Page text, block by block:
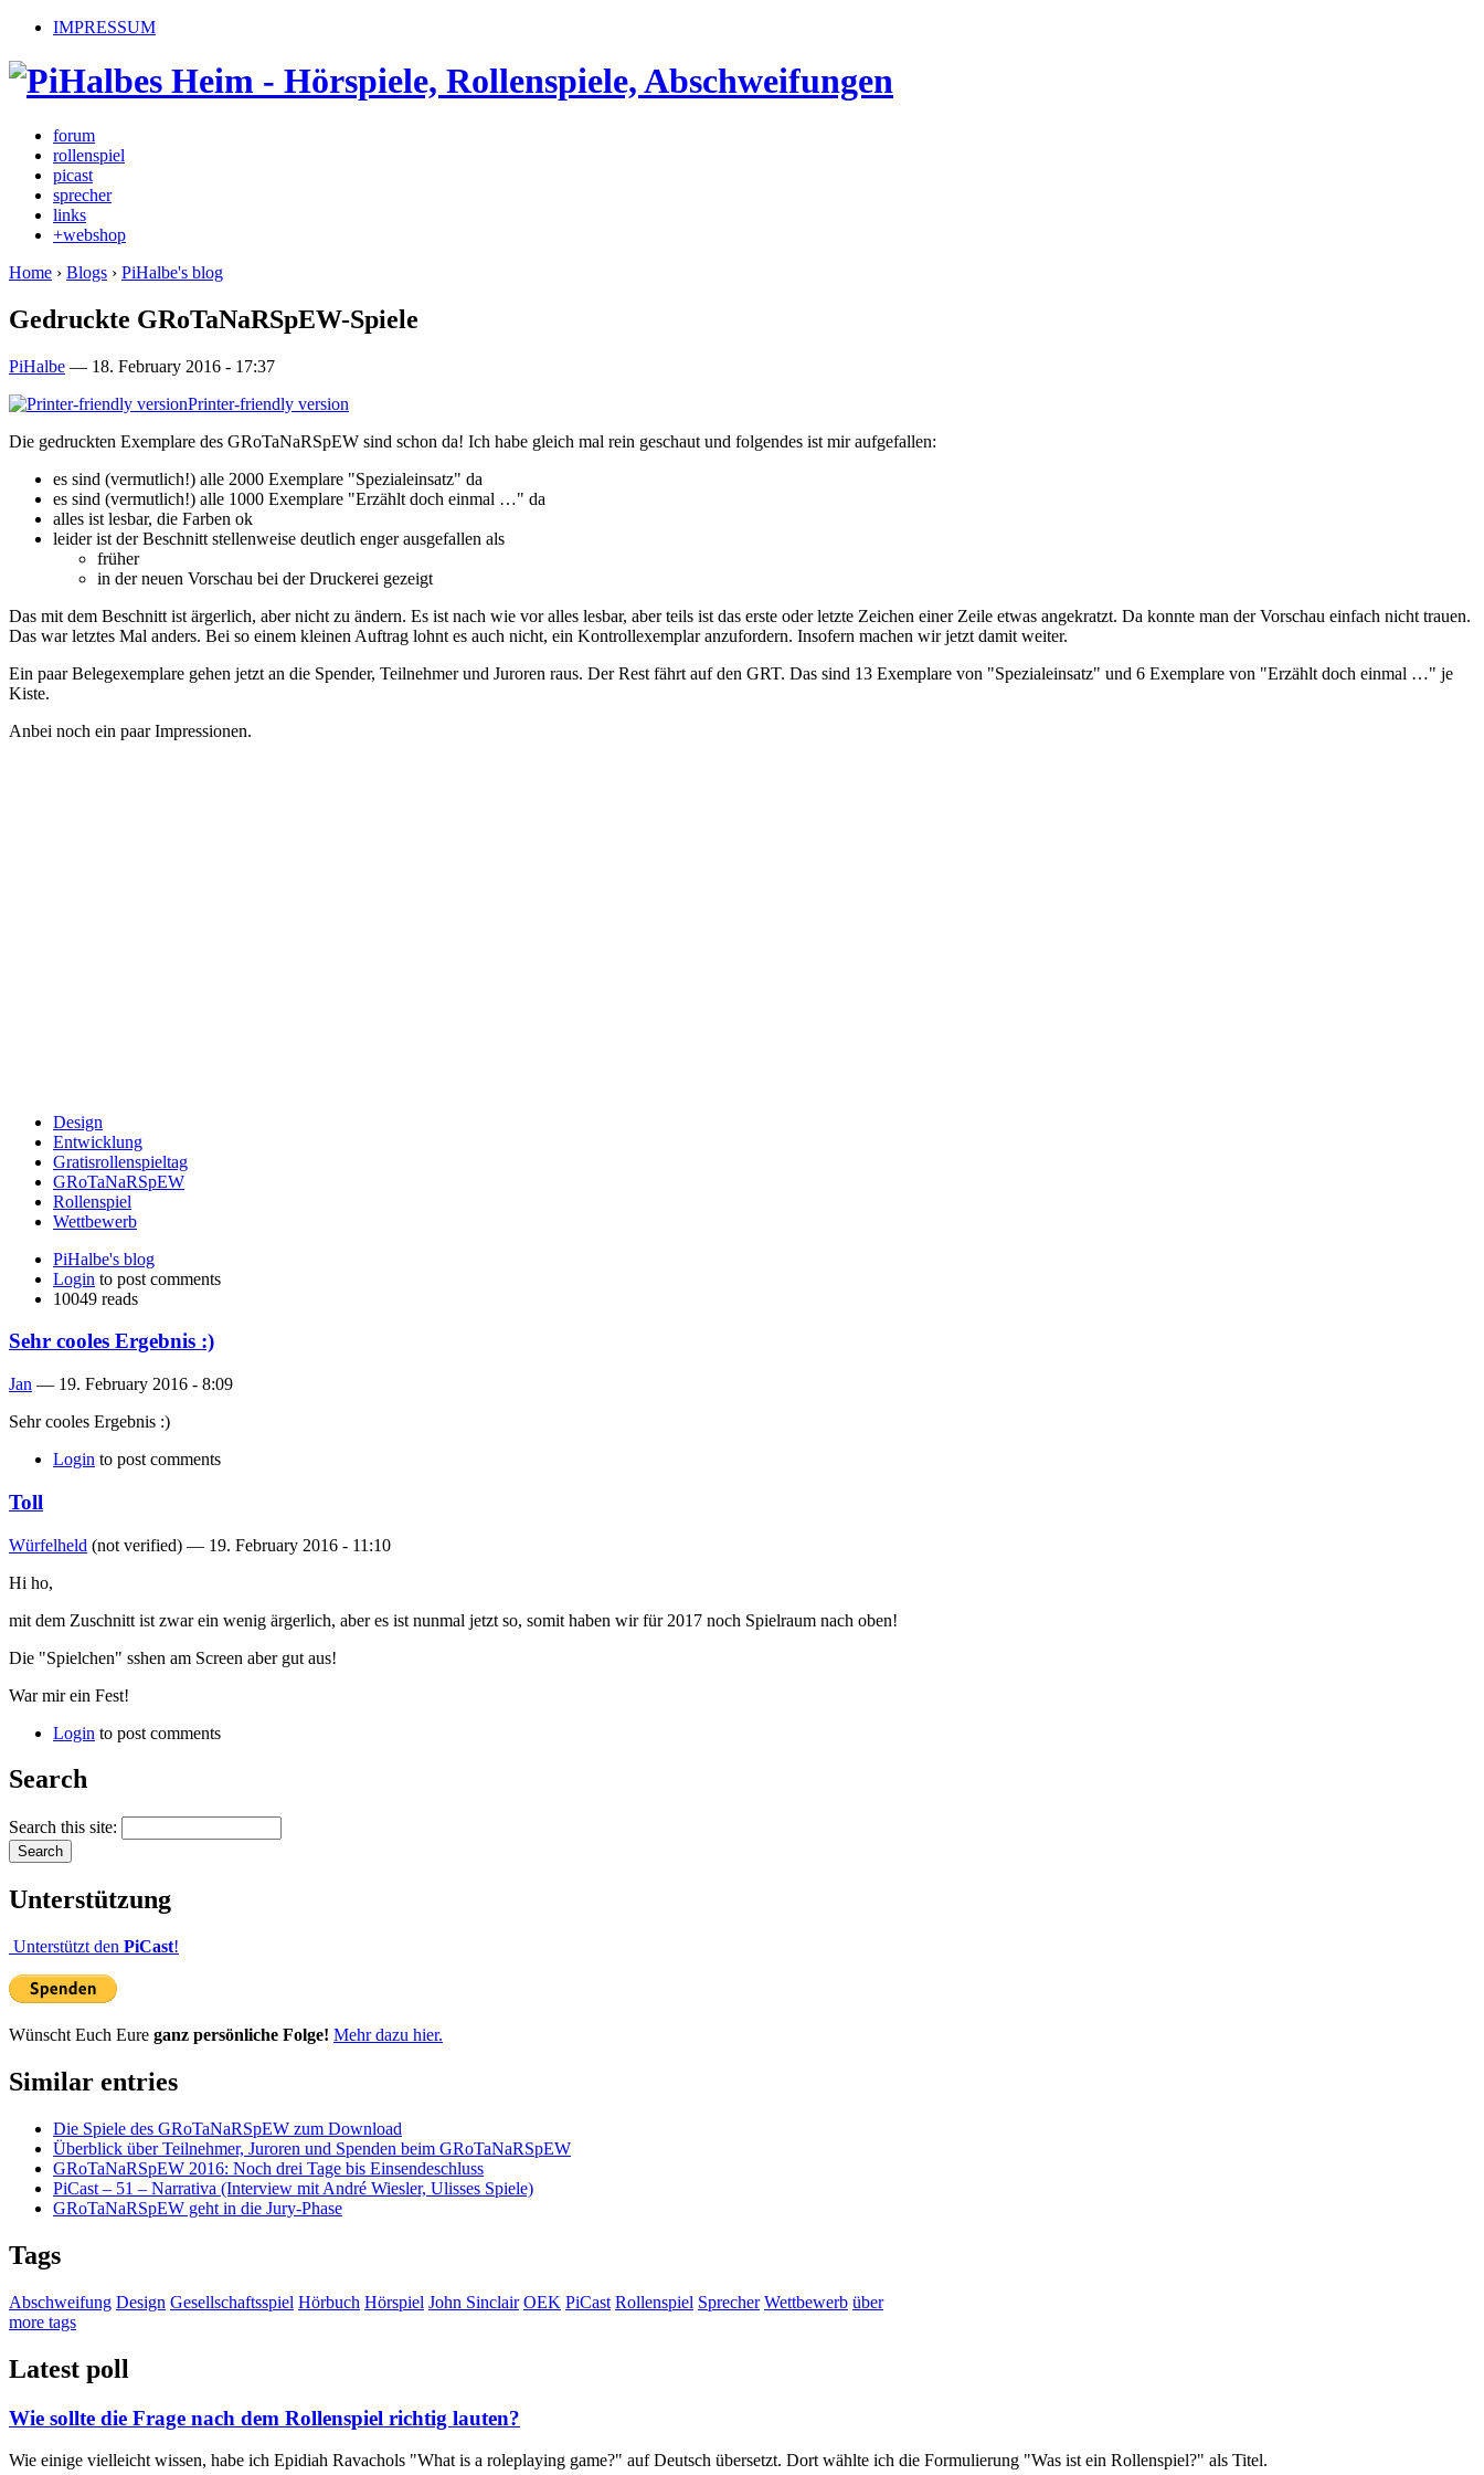
IMPRESSUM
forum
rollenspiel
picast
sprecher
links
+webshop
Home › Blogs › PiHalbe's blog
Gedruckte GRoTaNaRSpEW-Spiele
PiHalbe — 18. February 2016 - 17:37
Printer-friendly version
Die gedruckten Exemplare des GRoTaNaRSpEW sind schon da! Ich habe gleich mal rein geschaut und folgendes ist mir aufgefallen:
es sind (vermutlich!) alle 2000 Exemplare "Spezialeinsatz" da
es sind (vermutlich!) alle 1000 Exemplare "Erzählt doch einmal …" da
alles ist lesbar, die Farben ok
leider ist der Beschnitt stellenweise deutlich enger ausgefallen als
früher
in der neuen Vorschau bei der Druckerei gezeigt
Das mit dem Beschnitt ist ärgerlich, aber nicht zu ändern. Es ist nach wie vor alles lesbar, aber teils ist das erste oder letzte Zeichen einer Zeile etwas angekratzt. Da konnte man der Vorschau einfach nicht trauen.
Das war letztes Mal anders. Bei so einem kleinen Auftrag lohnt es auch nicht, ein Kontrollexemplar anzufordern. Insofern machen wir jetzt damit weiter.
Ein paar Belegexemplare gehen jetzt an die Spender, Teilnehmer und Juroren raus. Der Rest fährt auf den GRT. Das sind 13 Exemplare von "Spezialeinsatz" und 6 Exemplare von "Erzählt doch einmal …" je
Kiste.
Anbei noch ein paar Impressionen.
Design
Entwicklung
Gratisrollenspieltag
GRoTaNaRSpEW
Rollenspiel
Wettbewerb
PiHalbe's blog
Login to post comments
10049 reads
Sehr cooles Ergebnis :)
Jan — 19. February 2016 - 8:09
Sehr cooles Ergebnis :)
Login to post comments
Toll
Würfelheld (not verified) — 19. February 2016 - 11:10
Hi ho,
mit dem Zuschnitt ist zwar ein wenig ärgerlich, aber es ist nunmal jetzt so, somit haben wir für 2017 noch Spielraum nach oben!
Die "Spielchen" sshen am Screen aber gut aus!
War mir ein Fest!
Login to post comments
Search
Search this site:
Unterstützung
Unterstützt den PiCast!
Wünscht Euch Eure ganz persönliche Folge! Mehr dazu hier.
Similar entries
Die Spiele des GRoTaNaRSpEW zum Download
Überblick über Teilnehmer, Juroren und Spenden beim GRoTaNaRSpEW
GRoTaNaRSpEW 2016: Noch drei Tage bis Einsendeschluss
PiCast – 51 – Narrativa (Interview mit André Wiesler, Ulisses Spiele)
GRoTaNaRSpEW geht in die Jury-Phase
Tags
Abschweifung Design Gesellschaftsspiel Hörbuch Hörspiel John Sinclair OEK PiCast Rollenspiel Sprecher Wettbewerb über
more tags
Latest poll
Wie sollte die Frage nach dem Rollenspiel richtig lauten?
Wie einige vielleicht wissen, habe ich Epidiah Ravachols "What is a roleplaying game?" auf Deutsch übersetzt. Dort wählte ich die Formulierung "Was ist ein Rollenspiel?" als Titel.